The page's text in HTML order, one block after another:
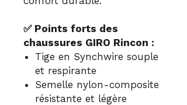
✅ Points forts des
chaussures GIRO Rincon :
Tige en Synchwire souple
et respirante
Semelle nylon-composite
résistante et légère